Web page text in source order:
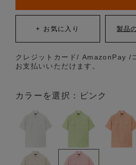
カラーを選択：ピンク
クレジットカード/ AmazonPay /
お支払いいただけます。